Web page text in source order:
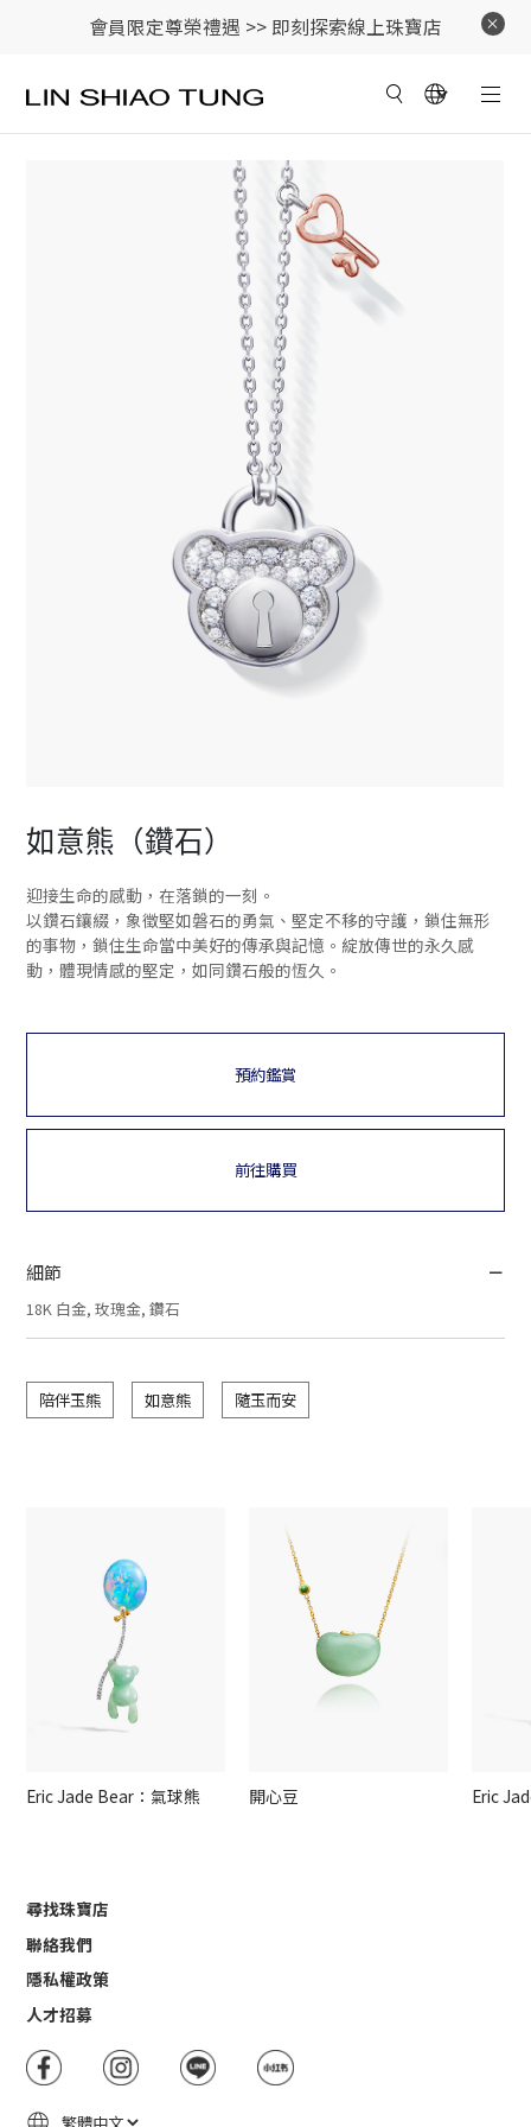
會員限定尊榮禮遇 >> 即刻探索線上珠寶店
如意熊（鑽石）
迎接生命的感動，在落鎖的一刻。
以鑽石鑲綴，象徵堅如磐石的勇氣、堅定不移的守護，鎖住無形
的事物，鎖住生命當中美好的傳承與記憶。綻放傳世的永久感
動，體現情感的堅定，如同鑽石般的恆久。
預約鑑賞
前往購買
細節
18K 白金, 玫瑰金, 鑽石
陪伴玉熊 如意熊 隨玉而安
Eric Jade Bear：氣球熊 開心豆 Eric
尋找珠寶店
聯絡我們
隱私權政策
人才招募